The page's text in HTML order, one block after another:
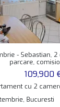
- Sebastian,
parcare,
109,900
cu 2
Bucuresti